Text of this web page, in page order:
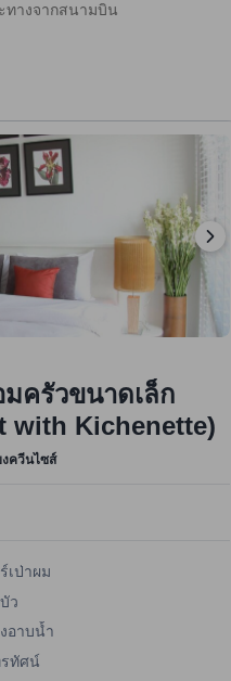
ทางจากสนามบิน
ครัวขนาดเล็ก
with Kichenette)
งควีนไซส์
เป่าผม
ว
อาบน้ำ
ทัศน์